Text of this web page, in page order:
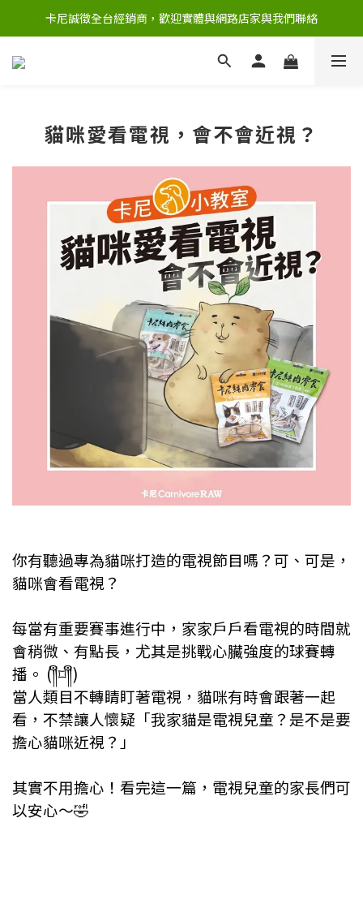
卡尼誠徵全台經銷商，歡迎實體與網路店家與我們聯絡
貓咪愛看電視，會不會近視？
你有聽過專為貓咪打造的電視節目嗎？可、可是，
貓咪會看電視？
每當有重要賽事進行中，家家戶戶看電視的時間就
會稍微、有點長，尤其是挑戰心臟強度的球賽轉
播。 (༎ຶ⌑༎ຶ)
當人類目不轉睛盯著電視，貓咪有時會跟著一起
看，不禁讓人懷疑「我家貓是電視兒童？是不是要
擔心貓咪近視？」
其實不用擔心！看完這一篇，電視兒童的家長們可
以安心～🤣